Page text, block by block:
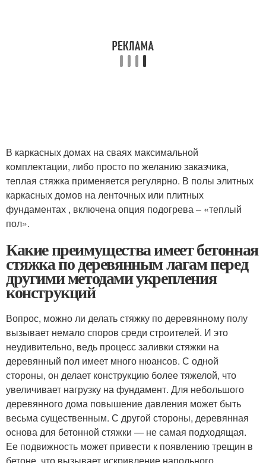
В каркасных домах на сваях максимальной
комплектации, либо просто по желанию заказчика,
теплая стяжка применяется регулярно. В полы элитных
каркасных домов на ленточных или плитных
фундаментах , включена опция подогрева – «теплый
пол».
Какие преимущества имеет бетонная
стяжка по деревянным лагам перед
другими методами укрепления
конструкций
Вопрос, можно ли делать стяжку по деревянному полу
вызывает немало споров среди строителей. И это
неудивительно, ведь процесс заливки стяжки на
деревянный пол имеет много нюансов. С одной
стороны, он делает конструкцию более тяжелой, что
увеличивает нагрузку на фундамент. Для небольшого
деревянного дома повышение давления может быть
весьма существенным. С другой стороны, деревянная
основа для бетонной стяжки — не самая подходящая.
Ее подвижность может привести к появлению трещин в